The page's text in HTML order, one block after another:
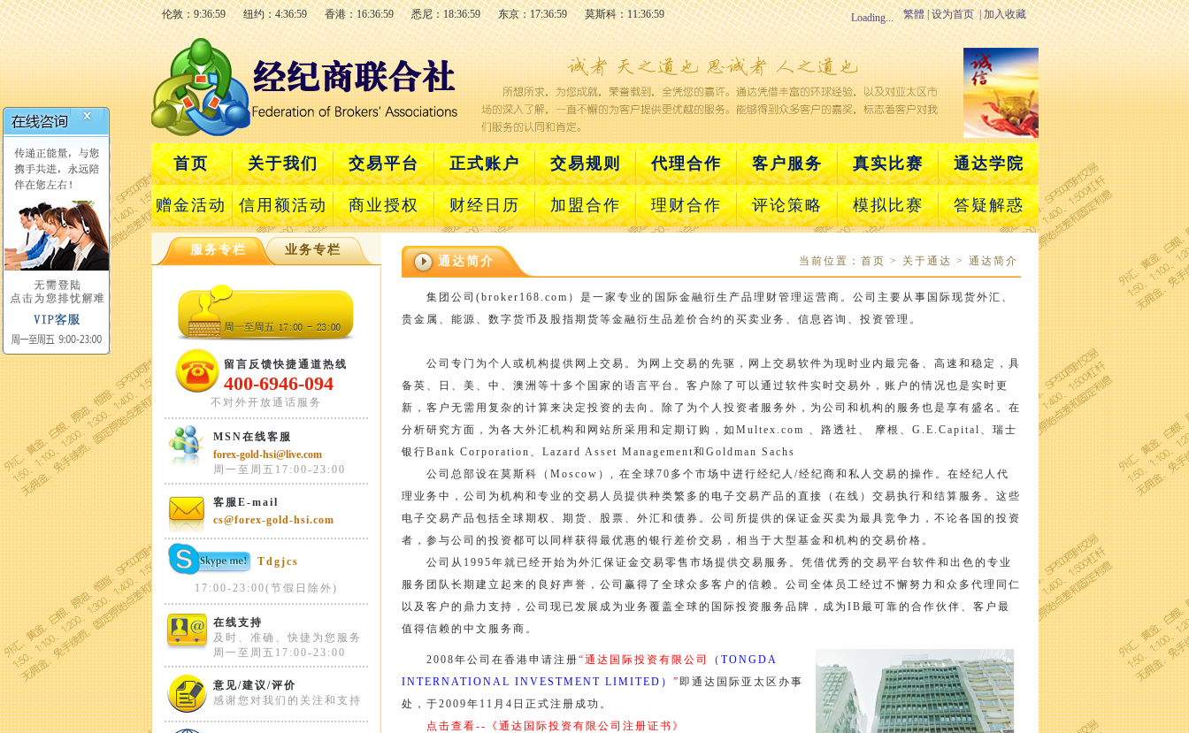
伦敦：9:36:59 纽约：4:36:59 香港：16:36:59 悉尼：18:36:59 东京：17:36:59 莫斯科：11:36:59 |加入收藏
|设为首页
繁體
Loading...
首页 关于我们 交易平台 正式账户 交易规则 代理合作 客户服务 真实比赛 通达学院
赠金活动 信用额活动 商业授权 财经日历 加盟合作 理财合作 评论策略 模拟比赛 答疑解惑
服务专栏 业务专栏
留言反馈快捷通道热线
400-6946-094
不对外开放通话服务
MSN在线客服
forex-gold-hsi@live.com
周一至周五17:00-23:00
客服E-mail
cs@forex-gold-hsi.com
Tdgjcs
17:00-23:00(节假日除外)
在线支持
及时、准确、快捷为您服务
周一至周五17:00-23:00
意见/建议/评价
感谢您对我们的关注和支持
通达简介 当前位置： 首页 > 关于通达 > 通达简介
集团公司(broker168.com ）是一家专业的国际金融衍生产品理财管理运营商。公司主要从事国际现货外汇、
贵金属、能源、数字货币及股指期货等金融衍生品差价合约的买卖业务、信息咨询、投资管理。
公司专门为个人或机构提供网上交易。为网上交易的先驱，网上交易软件为现时业内最完备、高速和稳定，具
备英、日、美、中、澳洲等十多个国家的语言平台。客户除了可以通过软件实时交易外，账户的情况也是实时更
新，客户无需用复杂的计算来决定投资的去向。除了为个人投资者服务外，为公司和机构的服务也是享有盛名。在
分析研究方面，为各大外汇机构和网站所采用和定期订购，如Multex.com 、路透社、 摩根、G.E.Capital、瑞士
银行Bank Corporation、Lazard Asset Management和Goldman Sachs
公司总部设在莫斯科（Moscow）, 在全球70多个市场中进行经纪人/经纪商和私人交易的操作。在经纪人代
理业务中，公司为机构和专业的交易人员提供种类繁多的电子交易产品的直接（在线）交易执行和结算服务。这些
电子交易产品包括全球期权、期货、股票、外汇和债券。公司所提供的保证金买卖为最具竞争力，不论各国的投资
者，参与公司的投资都可以同样获得最优惠的银行差价交易，相当于大型基金和机构的交易价格。
公司从1995年就已经开始为外汇保证金交易零售市场提供交易服务。凭借优秀的交易平台软件和出色的专业
服务团队长期建立起来的良好声誉，公司赢得了全球众多客户的信赖。公司全体员工经过不懈努力和众多代理同仁
以及客户的鼎力支持，公司现已发展成为业务覆盖全球的国际投资服务品牌，成为IB最可靠的合作伙伴、客户最
值得信赖的中文服务商。
2008年公司在香港申请注册“通达国际投资有限公司
（TONGDA
INTERNATIONAL INVESTMENT LIMITED） ” 即通达国际亚太区办事
处，于2009年11月4日正式注册成功。
点击查看--《通达国际投资有限公司注册证书》